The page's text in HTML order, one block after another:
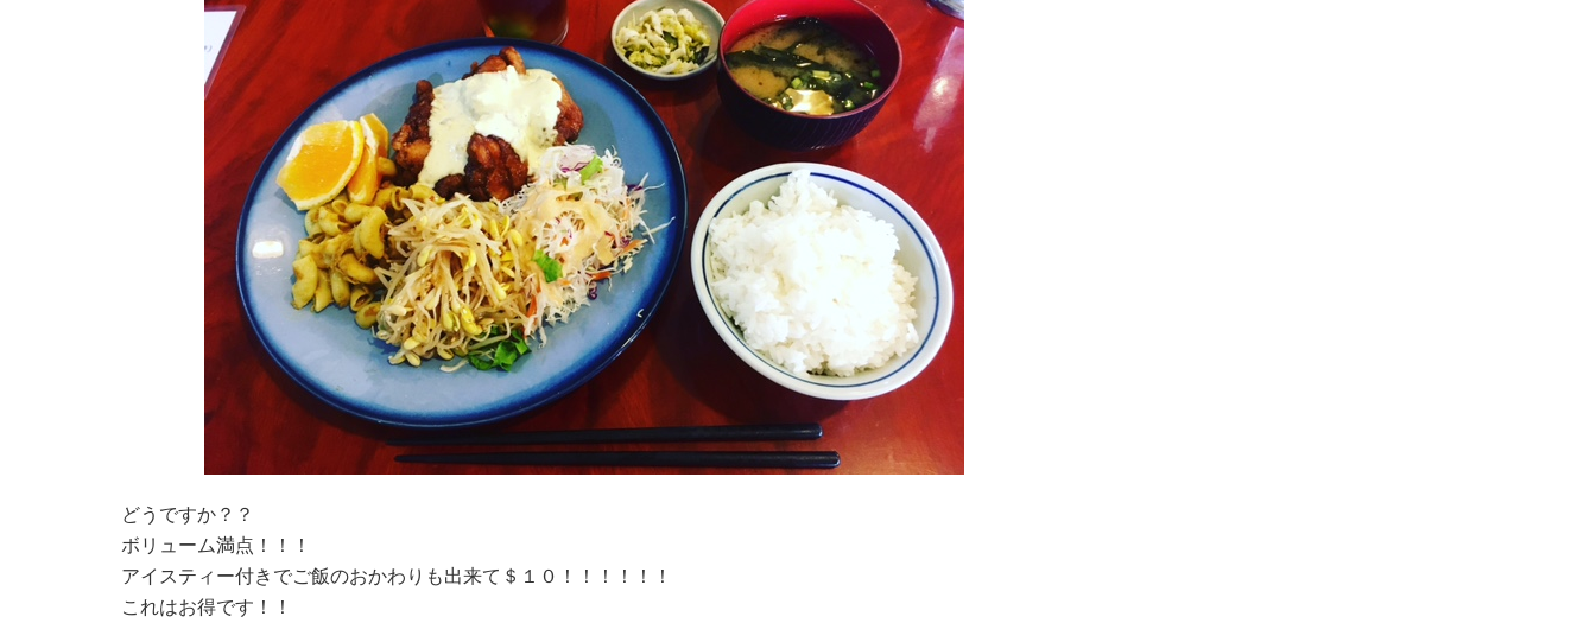
どうですか？？
ボリューム満点！！！
アイスティー付きでご飯のおかわりも出来て＄１０！！！！！！
これはお得です！！